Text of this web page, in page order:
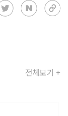
전체보기 +